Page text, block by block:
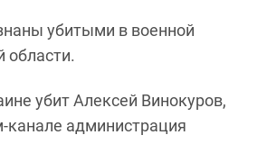
убитыми в военной
области.
убит Алексей Винокуров,
канале администрация